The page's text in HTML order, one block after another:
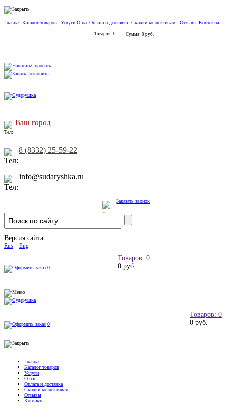
Главная Каталог товаров Услуги О насОплата и доставка Скидки коллективам Отзывы Контакты
Товаров: 0 Сумма: 0 руб.
Спросить
Позвонить
Ваш город
8 (8332) 25-59-22
info@sudaryshka.ru
Заказать звонок
Версия сайта
Rus Eng
Товаров: 0
0 руб.
0
Товаров: 0
0 руб.
0
Главная
Каталог товаров
Услуги
О нас
Оплата и доставка
Скидки коллективам
Отзывы
Контакты